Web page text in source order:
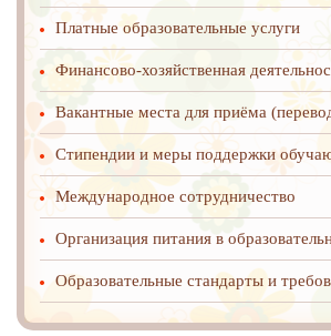
Платные образовательные услуги
Финансово-хозяйственная
Вакантные места для приёма
Стипендии и меры поддержки
Международное cотрудничество
Организация питания в
Образовательные стандарты и